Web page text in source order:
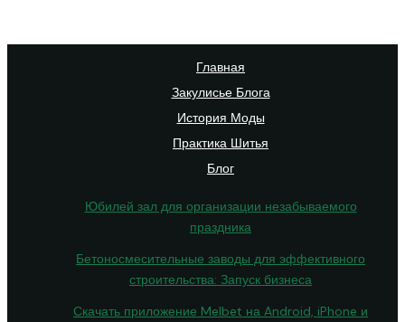
Главная
Закулисье Блога
История Моды
Практика Шитья
Блог
Юбилей зал для организации незабываемого
праздника
Бетоносмесительные заводы для эффективного
строительства: Запуск бизнеса
Скачать приложение Melbet на Android, iPhone и